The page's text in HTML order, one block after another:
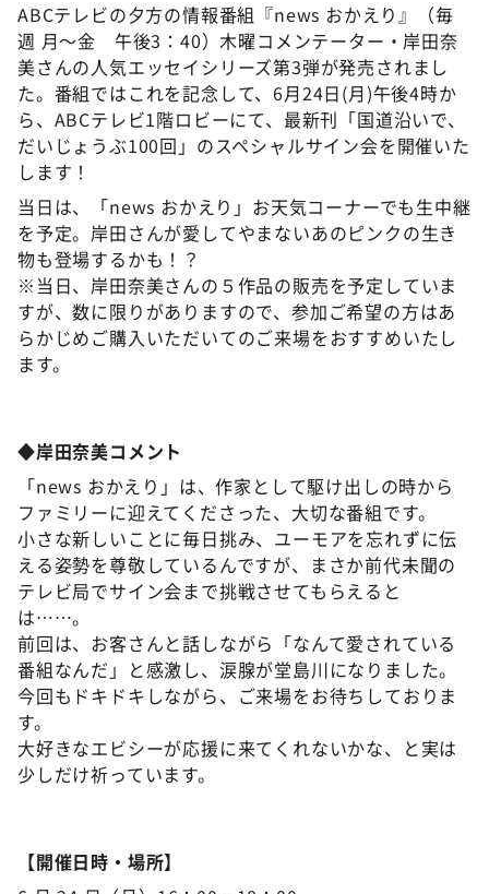
ABCテレビの夕方の情報番組『news おかえり』（毎
週 月～金 午後3：40）木曜コメンテーター・岸田奈
美さんの人気エッセイシリーズ第3弾が発売されまし
た。番組ではこれを記念して、6月24日(月)午後4時か
ら、ABCテレビ1階ロビーにて、最新刊「国道沿いで、
だいじょうぶ100回」のスペシャルサイン会を開催いた
します！
当日は、「news おかえり」お天気コーナーでも生中継
を予定。岸田さんが愛してやまないあのピンクの生き
物も登場するかも！？
※当日、岸田奈美さんの５作品の販売を予定していま
すが、数に限りがありますので、参加ご希望の方はあ
らかじめご購入いただいてのご来場をおすすめいたし
ます。
◆岸田奈美コメント
「news おかえり」は、作家として駆け出しの時から
ファミリーに迎えてくださった、大切な番組です。
小さな新しいことに毎日挑み、ユーモアを忘れずに伝
える姿勢を尊敬しているんですが、まさか前代未聞の
テレビ局でサイン会まで挑戦させてもらえると
は……。
前回は、お客さんと話しながら「なんて愛されている
番組なんだ」と感激し、涙腺が堂島川になりました。
今回もドキドキしながら、ご来場をお待ちしておりま
す。
大好きなエビシーが応援に来てくれないかな、と実は
少しだけ祈っています。
【開催日時・場所】